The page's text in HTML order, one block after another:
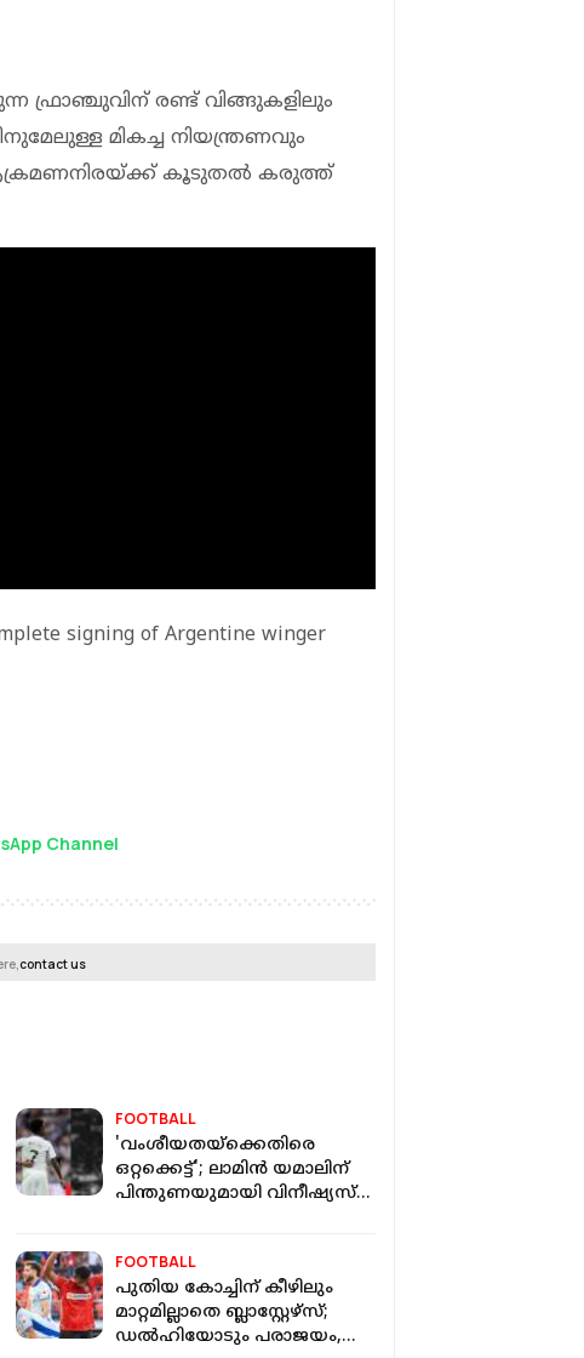
ഫ്രാഞ്ചുവിന് രണ്ട് വിങ്ങുകളിലും
മികച്ച നിയന്ത്രണവും
ആക്രമണനിരയ്ക്ക് കൂടുതൽ കരുത്ത്
signing of Argentine winger
Channel
contact us
FOOTBALL
'വംശീയതയ്‌ക്കെതിരെ
ഒറ്റക്കെട്ട്'; ലാമിൻ യമാലിന്
പിന്തുണയുമായി വിനീഷ്യസ്
FOOTBALL
പുതിയ കോച്ചിന് കീഴിലും
മാറ്റമില്ലാതെ ബ്ലാസ്റ്റേഴ്സ്;
ഡല്‍ഹിയോടും പരാജയം,